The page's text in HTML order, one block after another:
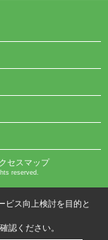
クセスマップ
reserved.
ビス向上検討を目的と
認ください。